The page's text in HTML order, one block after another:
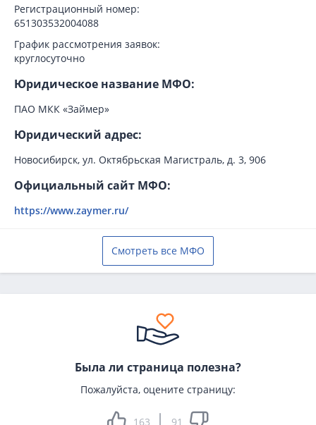
Регистрационный номер:
651303532004088
График рассмотрения заявок:
круглосуточно
Юридическое название МФО:
ПАО МКК «Займер»
Юридический адрес:
Новосибирск, ул. Октябрьская Магистраль, д. 3, 906
Официальный сайт МФО:
https://www.zaymer.ru/
Смотреть все МФО
Была ли страница полезна?
Пожалуйста, оцените страницу:
163 91